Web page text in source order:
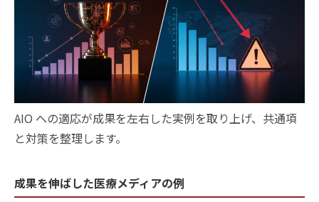
AIO への適応が成果を左右した実例を取り上げ、共通項
と対策を整理します。
成果を伸ばした医療メディアの例